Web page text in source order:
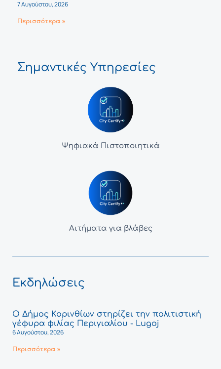
7 Αυγούστου, 2026
Περισσότερα »
Σημαντικές Υπηρεσίες
Ψηφιακά Πιστοποιητικά
Αιτήματα για βλάβες
Εκδηλώσεις
Ο Δήμος Κορινθίων στηρίζει την πολιτιστική
γέφυρα φιλίας Περιγιαλίου - Lugoj
6 Αυγούστου, 2026
Περισσότερα »